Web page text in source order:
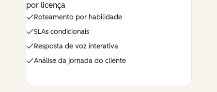
por licença
Roteamento por habilidade
SLAs condicionais
Resposta de voz interativa
Análise da jornada do cliente